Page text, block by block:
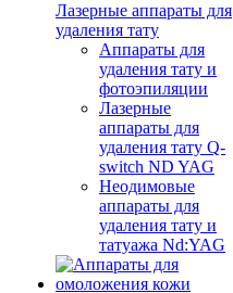
Лазерные аппараты для
удаления тату
Аппараты для
удаления тату и
фотоэпиляции
Лазерные
аппараты для
удаления тату Q-
switch ND YAG
Неодимовые
аппараты для
удаления тату и
татуажа Nd:YAG